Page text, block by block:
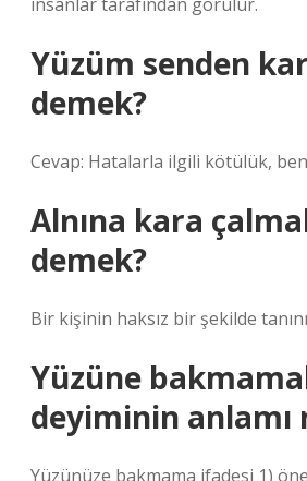
Yüzüm senden
demek?
Cevap: Hatalarla ilgili kötülük,
Alnına kara
demek?
Bir kişinin haksız bir şekilde
Yüzüne
deyiminin anlamı
Yüzünüze bakmama ifadesi 1)